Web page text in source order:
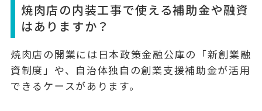
焼肉店の内装工事で使える補助金や融資
はありますか？
焼肉店の開業には 日本政策金融公庫の「新創業融
資制度」 や、自治体独自の創業支援補助金が活用
できるケースがあります。